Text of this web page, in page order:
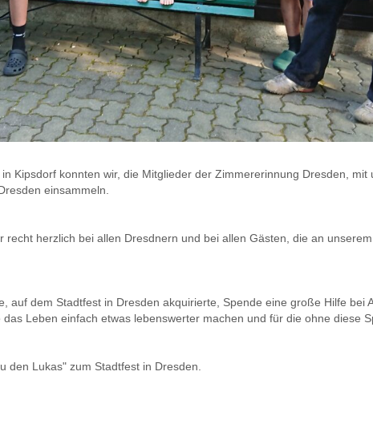
Kipsdorf konnten wir, die Mitglieder der Zimmererinnung Dresden,
einsammeln.
herzlich bei allen Dresdnern und bei allen Gästen, die an
auf dem Stadtfest in Dresden akquirierte, Spende eine große Hilfe bei
Leben einfach etwas lebenswerter machen und für die ohne diese
den Lukas" zum Stadtfest in Dresden.